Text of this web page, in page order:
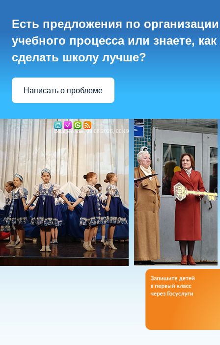
Есть предложения по организации
учебного процесса или знаете, как
сделать школу лучше?
Написать о проблеме
Воскресенье, 09.08.2026, 00:19